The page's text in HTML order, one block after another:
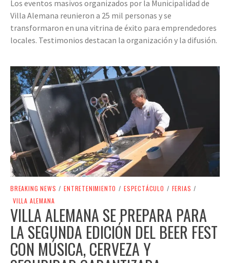
Los eventos masivos organizados por la Municipalidad de
Villa Alemana reunieron a 25 mil personas y se
transformaron en una vitrina de éxito para emprendedores
locales. Testimonios destacan la organización y la difusión.
BREAKING NEWS / ENTRETENIMIENTO / ESPECTÁCULO / FERIAS /
VILLA ALEMANA
VILLA ALEMANA SE PREPARA PARA
LA SEGUNDA EDICIÓN DEL BEER FEST
CON MÚSICA, CERVEZA Y